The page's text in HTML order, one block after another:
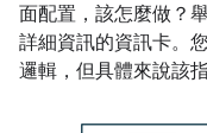
面配置，該怎麼做？
詳細資訊的資訊卡。
邏輯，但具體來說該